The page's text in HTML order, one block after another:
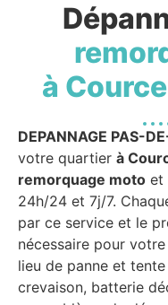
à
DEPANNAGE PAS-
votre quartier à
remorquage moto et
24h/24 et 7j/7.
par ce service et le
nécessaire pour
lieu de panne et
crevaison, batterie